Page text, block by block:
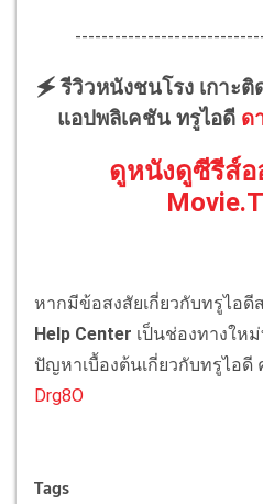
🗲 รีวิวหนังชนโรง เกาะ
แอปพลิเคชัน ทรูไอดี ด
ดูหนังดูซีรีส์
หากมีข้อสงสัยเกี่ยวกับทรูไอดี
Help Center เป็นช่องทางให
ปัญหาเบื้องต้นเกี่ยวกับทรูไอดี
Drg8O
Tags